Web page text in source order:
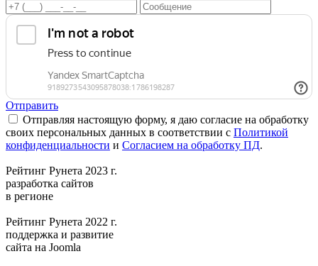
Отправить
Отправляя настоящую форму, я даю согласие на обработку
своих персональных данных в соответствии с Политикой
конфиденциальности и Согласием на обработку ПД.
Рейтинг Рунета 2023 г.
разработка сайтов
в регионе
Рейтинг Рунета 2022 г.
поддержка и развитие
сайта на Joomla